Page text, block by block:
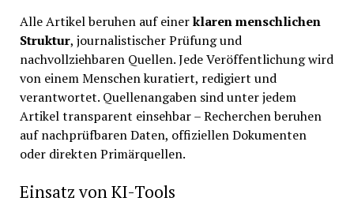
Alle Artikel beruhen auf einerklaren menschlichen
Struktur, journalistischer Prüfung und
nachvollziehbaren Quellen. Jede Veröffentlichung wird
von einem Menschen kuratiert, redigiert und
verantwortet. Quellenangaben sind unter jedem
Artikel transparent einsehbar – Recherchen beruhen
auf nachprüfbaren Daten, offiziellen Dokumenten
oder direkten Primärquellen.
Einsatz von KI-Tools